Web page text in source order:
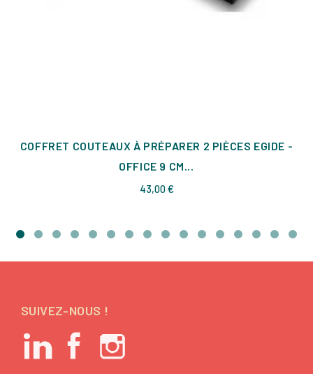
COFFRET COUTEAUX À PRÉPARER 2 PIÈCES EGIDE -
OFFICE 9 CM...
43,00 €Prix
SUIVEZ-NOUS !